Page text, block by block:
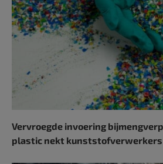
Vervroegde invoering
plastic nekt kunststofverwerkers